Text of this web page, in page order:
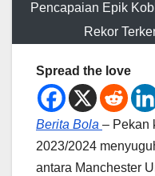
Pencapaian Epik
Rekor
Spread the love
Berita Bola – Pekan
2023/2024
antara Manchester